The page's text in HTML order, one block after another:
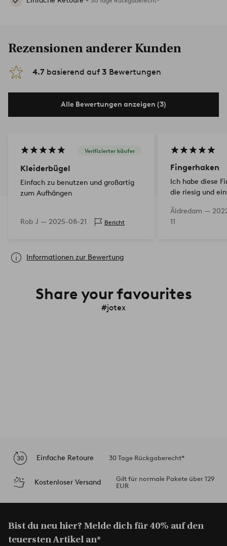
Rezensionen anderer Kunden
4.7 basierend auf 3 Bewertungen
Alle Bewertungen anzeigen (3)
Verifizierter käufer
Kleiderbügel
Einfach zu benutzen und großartig
zum Aufhängen
Rob J — 2025-08-21 Bericht
Fingerhaken
Ich habe diese
die riesig und
Äldredam —
11
Informationen zur Bewertung
Share your favourites
#jotex
Einfache Retoure 30 Tage Rückgaberecht*
Kostenloser Versand
Gilt für normale Pakete über 129
EUR
Bist du neu hier? Melde dich für 40% auf den
teuersten Artikel an*